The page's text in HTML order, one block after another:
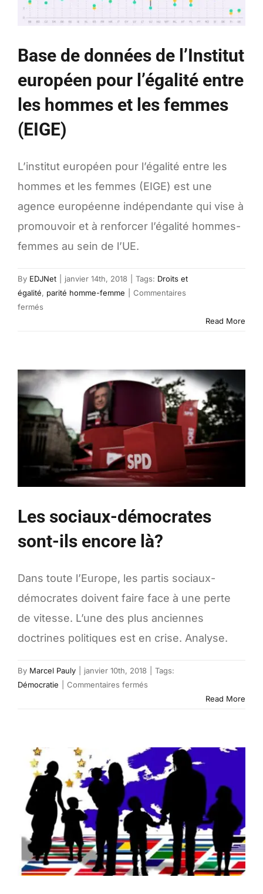
Base de données de l’Institut
européen pour l’égalité entre
les hommes et les femmes
(EIGE)
L’institut européen pour l’égalité entre les
hommes et les femmes (EIGE) est une
agence européenne indépendante qui vise à
promouvoir et à renforcer l’égalité hommes-
femmes au sein de l’UE.
By EDJNet janvier 14th, 2018 Tags: Droits et
égalité, parité homme-femme
Commentaires
fermés
l’Institut
européen
pour
l’égalité
entre
les
hommes
les
(EIGE)
Read More
Les sociaux-démocrates
sont-ils encore là?
Dans toute l’Europe, les partis sociaux-
démocrates doivent faire face à une perte
de vitesse. L’une des plus anciennes
doctrines politiques est en crise. Analyse.
By Marcel Pauly janvier 10th, 2018
Tags:
Démocratie
Commentaires fermés
ils
encore
là?
Read More